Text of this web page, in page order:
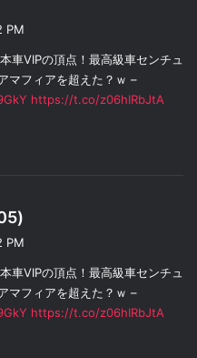
PM
車VIPの頂点！最高級車センチュ
マフィアを超えた？ｗ –
https://t.co/z06hIRbJtA
PM
車VIPの頂点！最高級車センチュ
マフィアを超えた？ｗ –
https://t.co/z06hIRbJtA